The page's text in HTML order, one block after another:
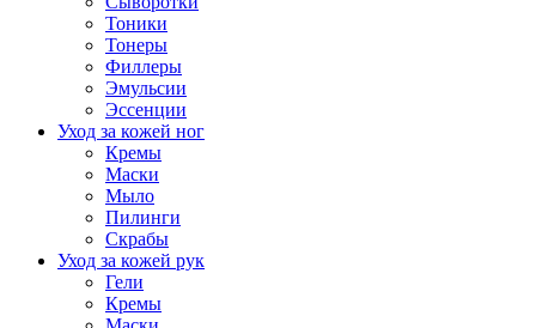
Тоники
Тонеры
Филлеры
Эмульсии
Эссенции
Уход за кожей ног
Кремы
Маски
Мыло
Пилинги
Скрабы
Уход за кожей рук
Гели
Кремы